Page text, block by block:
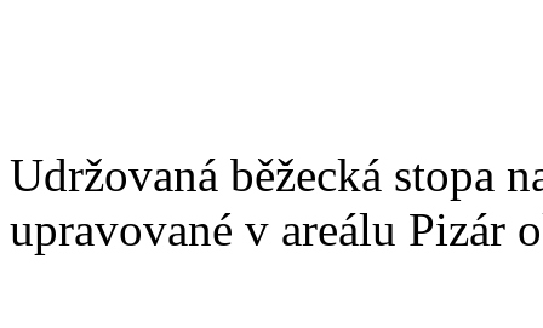
Udržovaná běžecká stopa
upravované v areálu Pizár